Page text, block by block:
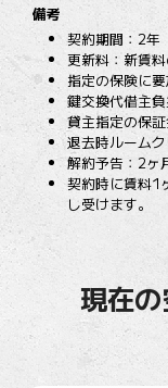
備考
契約期間：2年
更新料：新賃
指定の保険に要
鍵交換代借主
貸主指定の保
退去時ルーム
解約予告：2ヶ
契約時に賃料1
し受けます。
現在